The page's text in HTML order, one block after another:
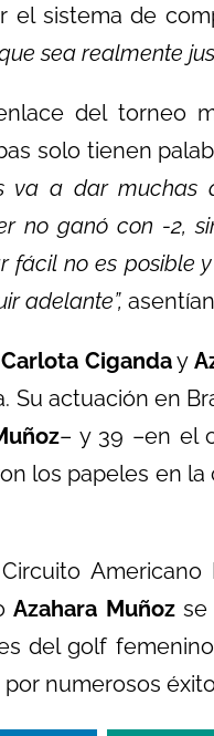
el sistema de
sea realmente
del torneo
solo tienen
va a dar muchas
no ganó con -2,
fácil no es posible
adelante”,
Carlota Ciganday
Su actuación en
– y 39 –en el
los papeles en
Azahara Muñozse
del golf
numerosos